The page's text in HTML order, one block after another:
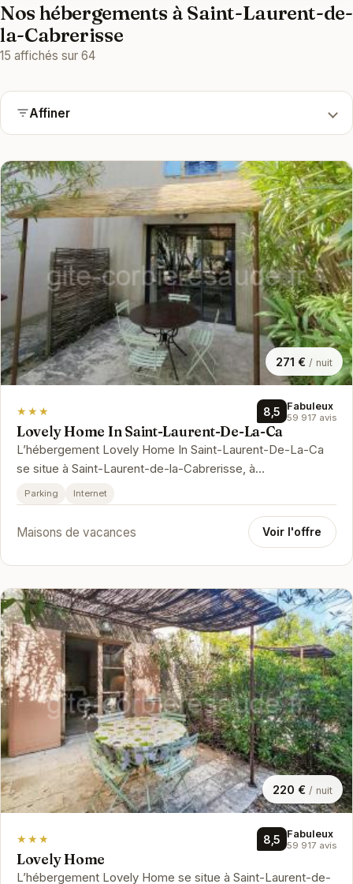
Nos hébergements à Saint-Laurent-de-
la-Cabrerisse
15 affichés sur 64
Affiner
271 € / nuit
★★★ 8,5 Fabuleux
59 917 avis
Lovely Home In Saint-Laurent-De-La-Ca
L’hébergement Lovely Home In Saint-Laurent-De-La-Ca
se situe à Saint-Laurent-de-la-Cabrerisse, à
respectivement 22 km, 27 km et 28…
Parking Internet
Maisons de vacances Voir l'offre
220 € / nuit
★★★ 8,5 Fabuleux
59 917 avis
Lovely Home
L’hébergement Lovely Home se situe à Saint-Laurent-de-